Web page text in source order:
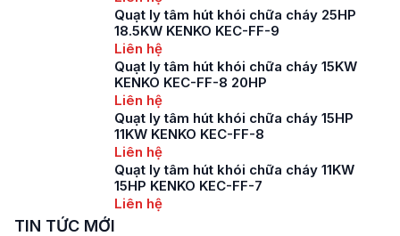
Quạt ly tâm hút khói chữa cháy 25HP
18.5KW KENKO KEC-FF-9
Liên hệ
Quạt ly tâm hút khói chữa cháy 15KW
KENKO KEC-FF-8 20HP
Liên hệ
Quạt ly tâm hút khói chữa cháy 15HP
11KW KENKO KEC-FF-8
Liên hệ
Quạt ly tâm hút khói chữa cháy 11KW
15HP KENKO KEC-FF-7
Liên hệ
TIN TỨC MỚI